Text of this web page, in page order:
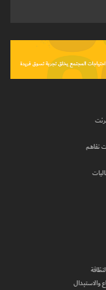
تفاهم
والاستبدال